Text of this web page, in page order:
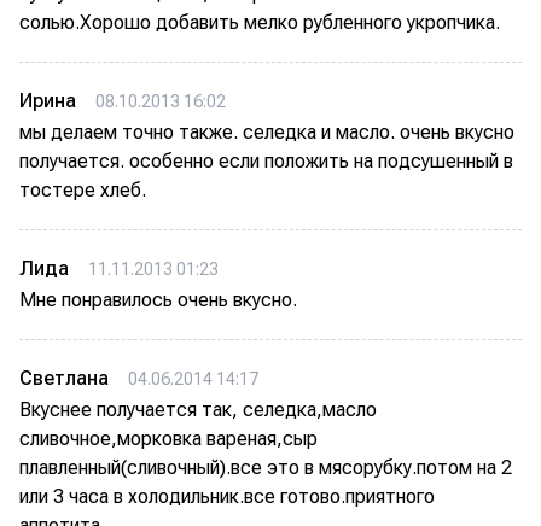
солью.Хорошо добавить мелко рубленного укропчика.
Ирина 08.10.2013 16:02
мы делаем точно также. селедка и масло. очень вкусно
получается. особенно если положить на подсушенный в
тостере хлеб.
Лида 11.11.2013 01:23
Мне понравилось очень вкусно.
Светлана 04.06.2014 14:17
Вкуснее получается так, селедка,масло
сливочное,морковка вареная,сыр
плавленный(сливочный).все это в мясорубку.потом на 2
или 3 часа в холодильник.все готово.приятного